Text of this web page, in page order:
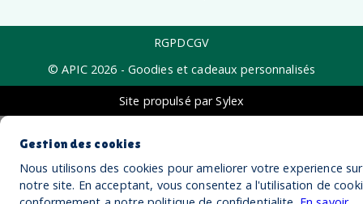
RGPDCGV
© APIC 2026 - Goodies et cadeaux personnalisés
Site propulsé par Sylex
Gestion des cookies
Nous utilisons des cookies pour ameliorer votre experience sur
notre site. En acceptant, vous consentez a l'utilisation de